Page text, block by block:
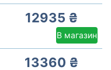
12935 ₴
В магазин
13360 ₴